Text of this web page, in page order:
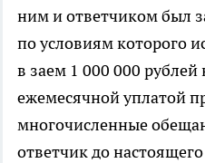
ним и ответчиком был
по условиям которого
в заем 1 000 000 рублей
ежемесячной уплатой
многочисленные
ответчик до